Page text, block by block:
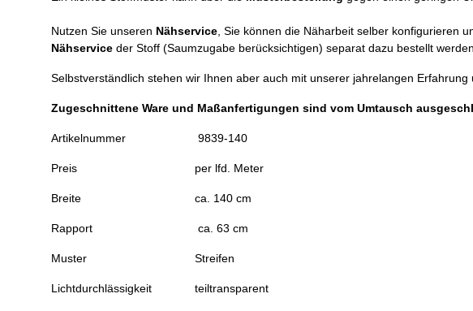
Nutzen Sie unseren Nähservice , Sie können die Näharbeit selber konfigurieren
Nähservice der Stoff (Saumzugabe berücksichtigen) separat dazu bestellt
Selbstverständlich stehen wir Ihnen aber auch mit unserer jahrelangen
Zugeschnittene Ware und Maßanfertigungen sind vom Umtausch
Artikelnummer 9839-140
Preis per lfd. Meter
Breite ca. 140 cm
Rapport ca. 63 cm
Muster Streifen
Lichtdurchlässigkeit teiltransparent